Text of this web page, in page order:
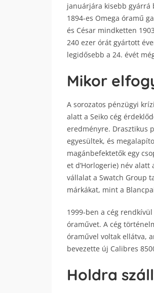
januárjára kisebb gyárrá
1894-es Omega óramű
és César mindketten
240 ezer órát gyártott
legidősebb a 24. évét
Mikor
A sorozatos pénzügyi
alatt a Seiko cég
eredményre. Drasztikus
egyesültek, és
magánbefektetők egy
et d’Horlogerie) név
vállalat a Swatch Group
márkákat, mint a
1999-ben a cég
óraművet. A cég
óraművel voltak ellátva,
bevezette új Calibres
Holdra